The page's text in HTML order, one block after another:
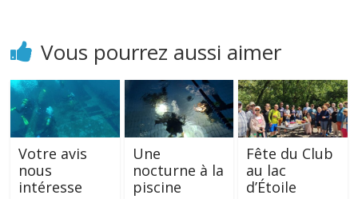
Vous pourrez aussi aimer
Votre avis
nous
intéresse
Une
nocturne à la
piscine
Fête du Club
au lac
d’Étoile